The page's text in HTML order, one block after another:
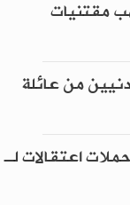
وتنهب مقتنيات
يوثق اعتقال "ب ي د" 6 مدنيين من عائلة
اعتقالات لـ